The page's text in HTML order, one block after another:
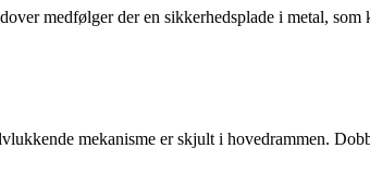
medfølger der en sikkerhedsplade i metal,
mekanisme er skjult i hovedrammen.